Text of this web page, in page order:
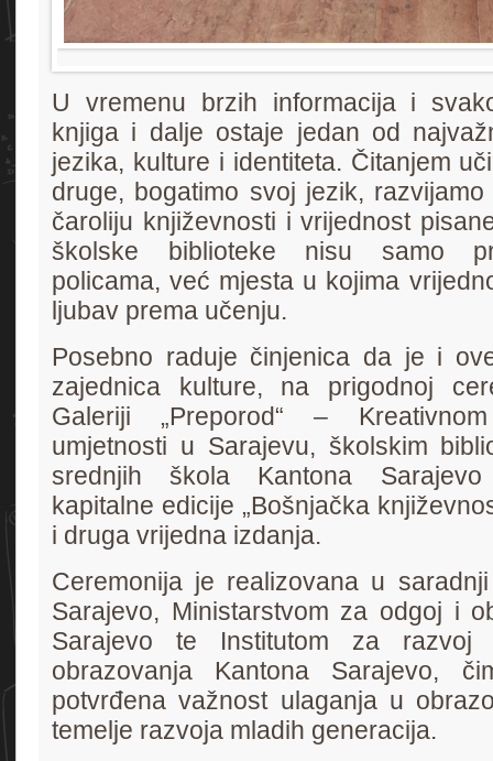
U vremenu brzih informacija i
knjiga i dalje ostaje jedan od
jezika, kulture i identiteta. Čitanjem
druge, bogatimo svoj jezik,
čaroliju književnosti i vrijednost
školske biblioteke nisu samo
policama, već mjesta u kojima
ljubav prema učenju.
Posebno raduje činjenica da je i
zajednica kulture, na prigodnoj
Galeriji „Preporod“ –
umjetnosti u Sarajevu, školskim
srednjih škola Kantona
kapitalne edicije „Bošnjačka
i druga vrijedna izdanja.
Ceremonija je realizovana u
Sarajevo, Ministarstvom za odgoj i
Sarajevo te Institutom za razvoj
obrazovanja Kantona Sarajevo,
potvrđena važnost ulaganja u
temelje razvoja mladih generacija.